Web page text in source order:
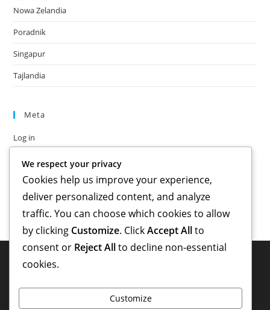
Nowa Zelandia
Poradnik
Singapur
Tajlandia
Meta
Log in
Comments feed
WordPress.org
We respect your privacy
Cookies help us improve your experience,
deliver personalized content, and analyze
traffic. You can choose which cookies to allow
by clicking Customize. ClickAccept Allto
consent or Reject Allto decline non-essential
cookies.
Customize